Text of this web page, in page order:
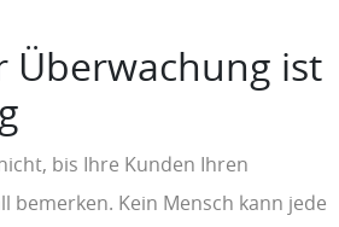
Überwachung ist
bis Ihre Kunden Ihren
bemerken. Kein Mensch kann jede